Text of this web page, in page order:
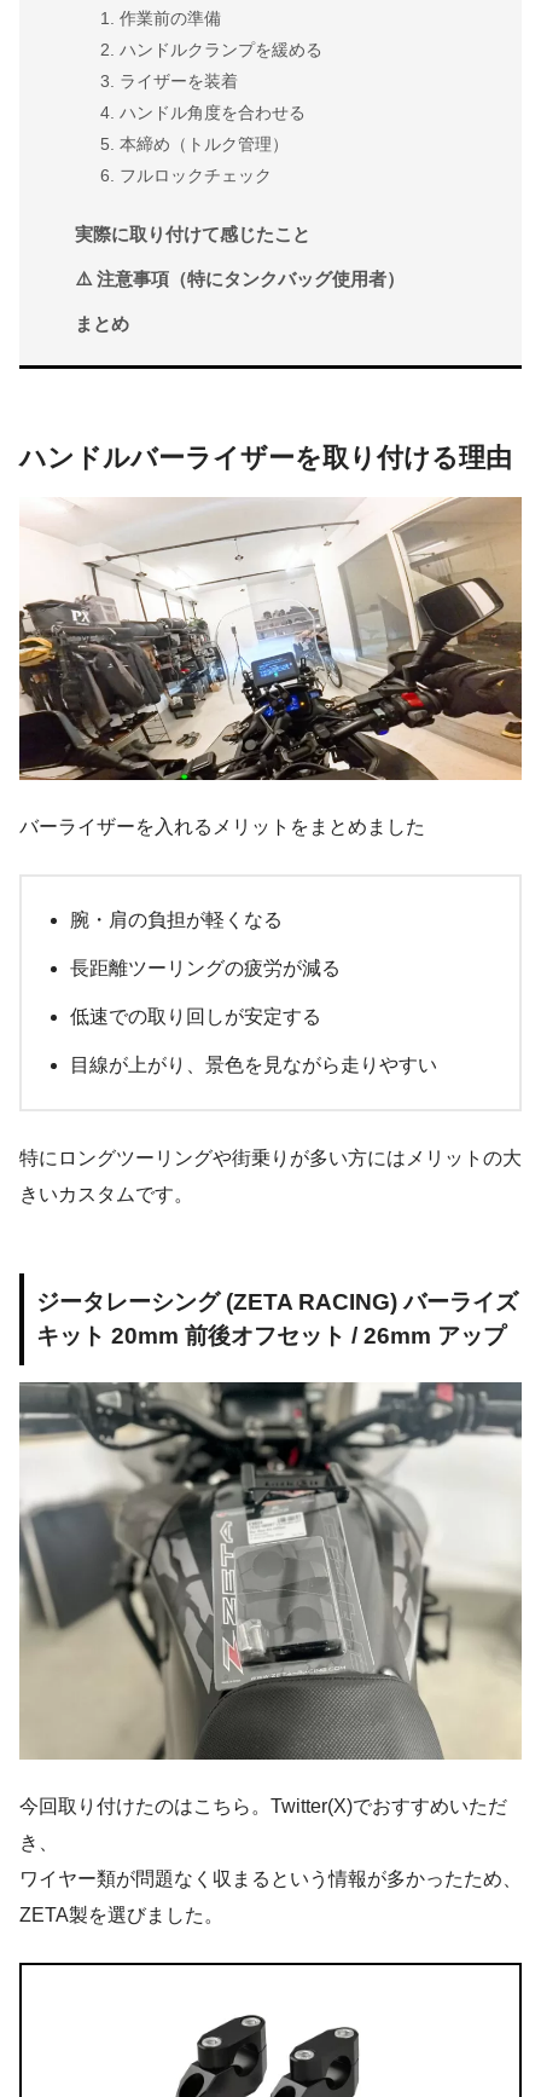
1. 作業前の準備
2. ハンドルクランプを緩める
3. ライザーを装着
4. ハンドル角度を合わせる
5. 本締め（トルク管理）
6. フルロックチェック
実際に取り付けて感じたこと
⚠️ 注意事項（特にタンクバッグ使用者）
まとめ
ハンドルバーライザーを取り付ける理由
バーライザーを入れるメリットをまとめました
腕・肩の負担が軽くなる
長距離ツーリングの疲労が減る
低速での取り回しが安定する
目線が上がり、景色を見ながら走りやすい
特にロングツーリングや街乗りが多い方にはメリットの大
きいカスタムです。
ジータレーシング (ZETA RACING) バーライズ
キット 20mm 前後オフセット / 26mm アップ
今回取り付けたのはこちら。Twitter(X)でおすすめいただ
き、
ワイヤー類が問題なく収まるという情報が多かったため、
ZETA製を選びました。